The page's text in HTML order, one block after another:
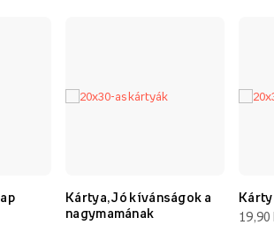
Kártya, Jó kívánságok a
nagymamának